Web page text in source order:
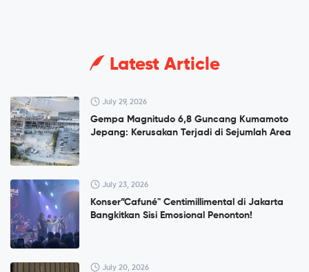
Latest Article
July 29, 2026
Gempa Magnitudo 6,8 Guncang Kumamoto
Jepang: Kerusakan Terjadi di Sejumlah Area
July 23, 2026
Konser”Cafuné" Centimillimental di Jakarta
Bangkitkan Sisi Emosional Penonton!
July 20, 2026